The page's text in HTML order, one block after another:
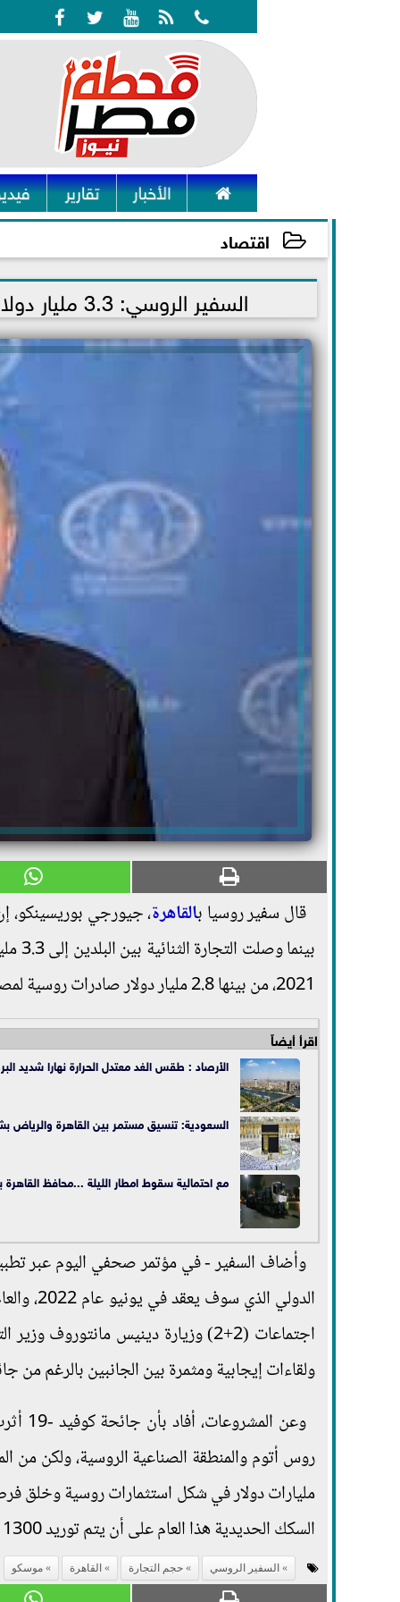
    
 الأخبار تقارير
اقتصاد
2021-12-26 16:47:33 السفير الروسي: 3.3 مليار دولار حجم التجارة بين القاهرة وموسكو خلال 2021
قال سفير روسيا بالقاهرة
2021، من بينها 2.8 مليار دولار صادرات روسية لمصر و490 مليون دولار صادرات مصرية لروسيا.
اقرأ أيضاً
الأرصاد : طقس الغد معتدل الحرارة نهارا شديد
السعودية: تنسيق مستمر بين القاهرة والرياض
مع احتمالية سقوط امطار الليلة ...محافظ القاهرة
وأضاف السفير - في مؤتمر صحفي اليوم عبر
الدولي
ولقاءات إيجابية ومثمرة بين الجانبين بالرغم من
وعن
مليارات دولار في شكل استثمارات روسية وخلق
السكك الحديدية هذا العام على أن يتم توريد 1300 عربة قطار بحلول عام 2023 .
السفير الروسي حجم التجارة القاهرة موسكو